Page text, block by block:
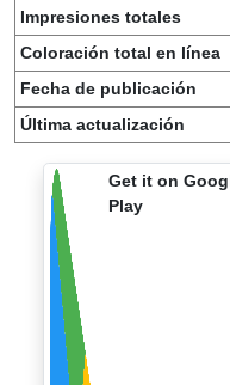
Impresiones totales
Coloración total en línea
Fecha de publicación
Última actualización
Get it on
Play